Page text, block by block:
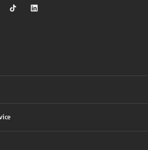
auf Youtubeauf Instagram
Sparkasse auf TikTok
Sparkasse auf LinkedIn